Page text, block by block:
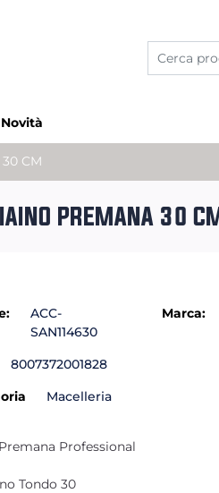
Novità
CM
PREMANA 30
ACC-
SAN114630
8007372001828
Macelleria
Marca:
Professional
Tondo 30